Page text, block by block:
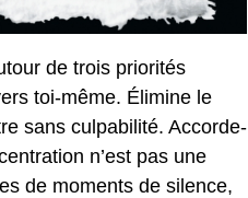
de trois priorités
toi-même. Élimine le
sans culpabilité. Accorde-
n’est pas une
de moments de silence,